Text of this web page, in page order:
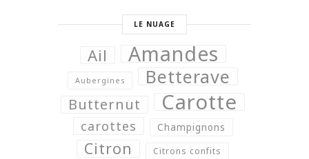
LE NUAGE
Ail Amandes
Aubergines Betterave
Butternut Carotte
carottes Champignons
Citron
Citrons confits